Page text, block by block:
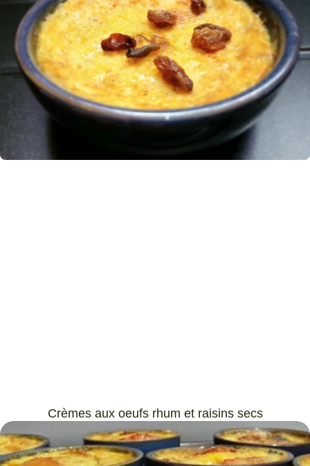
Crèmes aux oeufs rhum et raisins secs